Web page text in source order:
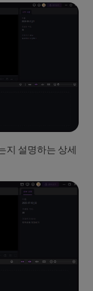
지 설명하는 상세